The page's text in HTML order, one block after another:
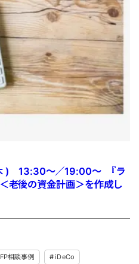
木 ) 13:30～／19:00～ 『ラ
老後の資金計画＞を作成し
FP相談事例 iDeCo